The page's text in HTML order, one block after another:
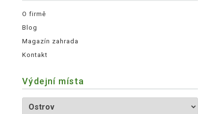
O firmě
Blog
Magazín zahrada
Kontakt
Výdejní místa